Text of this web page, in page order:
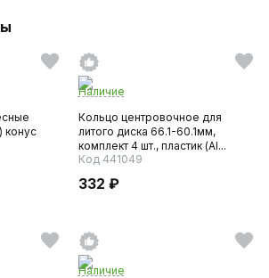
конус
Наличие
Кольцо центровочное для
литого диска 66.1-60.1мм,
комплект 4 шт., пластик (AI...
Код 441049
332 ₽
Наличие